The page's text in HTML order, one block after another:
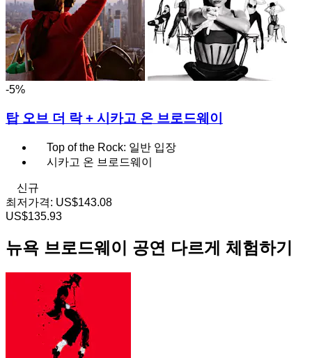
-5%
탑 오브 더 락 + 시카고 온 브로드웨이
Top of the Rock: 일반 입장
시카고 온 브로드웨이
신규
최저가격: US$143.08
US$135.93
뉴욕 브로드웨이 공연 다르게 체험하기